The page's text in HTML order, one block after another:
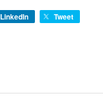
LinkedIn Tweet